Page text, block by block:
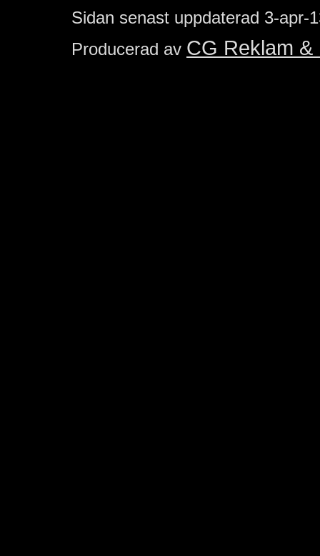
Sidan senast uppdaterad 3-apr-
Producerad av CG Reklam &